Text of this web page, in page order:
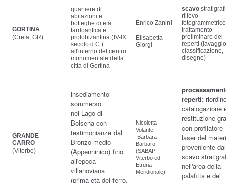
GORTINA
(Creta, GR)
quartiere di
abitazioni e
botteghe di età
tardoantica e
protobizantina (IV-IX
secolo d.C.)
all'interno del centro
monumentale della
città di Gortina
Enrico Zanini
-
Elisabetta
Giorgi
scavo
rilievo
trattamento
preliminare dei
reperti
classificazione,
disegno)
GRANDE
CARRO
(Viterbo)
insediamento
sommerso
nel Lago di
Bolsena con
testimonianze dal
Bronzo medio
(Appenninico) fino
all'epoca
villanoviana
(prima età del ferro,
Nicoletta
Volante –
Barbara
Barbaro
(SABAP
Viterbo ed
Etruria
Meridionale)
reperti:
catalogazione
restituzione
con profilatore
laser del
proveniente
scavo
nell'area della
palafitta e del